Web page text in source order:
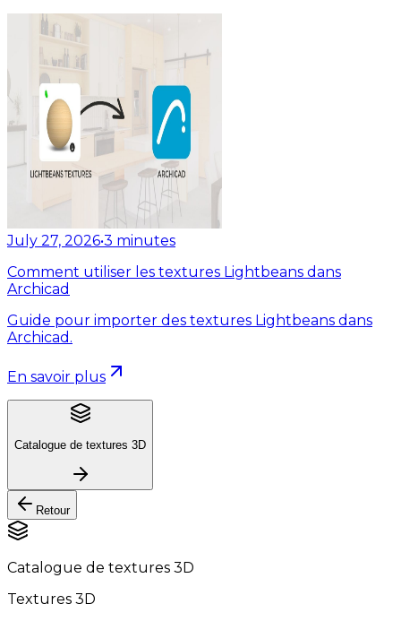
July 27, 2026•3 minutes
Comment utiliser les textures Lightbeans dans
Archicad
Guide pour importer des textures Lightbeans dans
Archicad.
En savoir plus
Catalogue de textures 3D
Retour
Catalogue de textures 3D
Textures 3D